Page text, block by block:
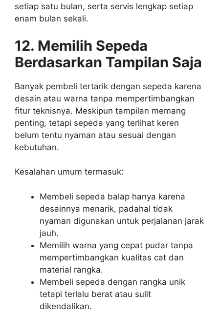
setiap satu bulan, serta servis lengkap setiap
enam bulan sekali.
12. Memilih Sepeda
Berdasarkan Tampilan Saja
Banyak pembeli tertarik dengan sepeda karena
desain atau warna tanpa mempertimbangkan
fitur teknisnya. Meskipun tampilan memang
penting, tetapi sepeda yang terlihat keren
belum tentu nyaman atau sesuai dengan
kebutuhan.
Kesalahan umum termasuk:
Membeli sepeda balap hanya karena
desainnya menarik, padahal tidak
nyaman digunakan untuk perjalanan jarak
jauh.
Memilih warna yang cepat pudar tanpa
mempertimbangkan kualitas cat dan
material rangka.
Membeli sepeda dengan rangka unik
tetapi terlalu berat atau sulit
dikendalikan.